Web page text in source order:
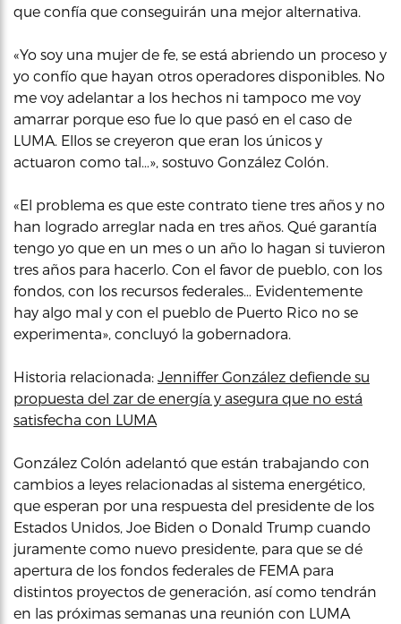
que confía que conseguirán una mejor alternativa.
«Yo soy una mujer de fe, se está abriendo un proceso y
yo confío que hayan otros operadores disponibles. No
me voy adelantar a los hechos ni tampoco me voy
amarrar porque eso fue lo que pasó en el caso de
LUMA. Ellos se creyeron que eran los únicos y
actuaron como tal…», sostuvo González Colón.
«El problema es que este contrato tiene tres años y no
han logrado arreglar nada en tres años. Qué garantía
tengo yo que en un mes o un año lo hagan si tuvieron
tres años para hacerlo. Con el favor de pueblo, con los
fondos, con los recursos federales… Evidentemente
hay algo mal y con el pueblo de Puerto Rico no se
experimenta», concluyó la gobernadora.
Historia relacionada: Jenniffer González defiende su
propuesta del zar de energía y asegura que no está
satisfecha con LUMA
González Colón adelantó que están trabajando con
cambios a leyes relacionadas al sistema energético,
que esperan por una respuesta del presidente de los
Estados Unidos, Joe Biden o Donald Trump cuando
juramente como nuevo presidente, para que se dé
apertura de los fondos federales de FEMA para
distintos proyectos de generación, así como tendrán
en las próximas semanas una reunión con LUMA